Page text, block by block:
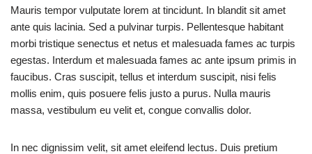
Mauris tempor vulputate lorem at tincidunt. In blandit sit amet
ante quis lacinia. Sed a pulvinar turpis. Pellentesque habitant
morbi tristique senectus et netus et malesuada fames ac turpis
egestas. Interdum et malesuada fames ac ante ipsum primis in
faucibus. Cras suscipit, tellus et interdum suscipit, nisi felis
mollis enim, quis posuere felis justo a purus. Nulla mauris
massa, vestibulum eu velit et, congue convallis dolor.
In nec dignissim velit, sit amet eleifend lectus. Duis pretium